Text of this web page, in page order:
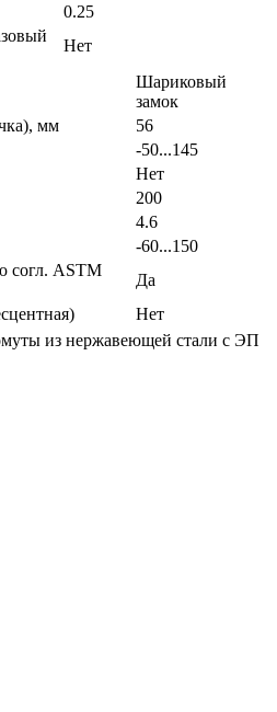
0.25
Нет
Шариковый
замок
мм
56
-50...145
Нет
200
4.6
-60...150
согл. ASTM
Да
Нет
из нержавеющей стали с ЭП